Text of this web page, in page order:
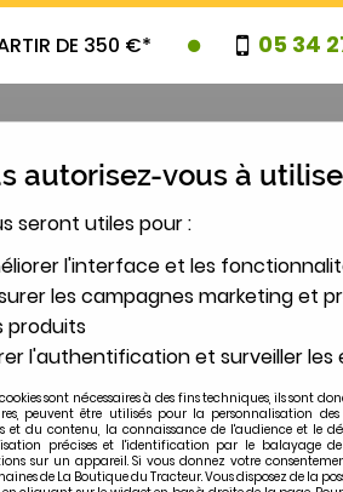
DE 350 €* 05 34
PROMOTIONS
2
D439, D438
autorisez-vous à
seront utiles pour :
l'interface et les
les campagnes marketing et
produits
l'authentification et surveiller les
sont nécessaires à des fins techniques, ils sont
peuvent être utilisés pour la personnalisation
et du contenu, la connaissance de l'audience et le
précises et l'identification par le balayage
sur un appareil. Si vous donnez votre
de La Boutique du Tracteur. Vous disposez de la